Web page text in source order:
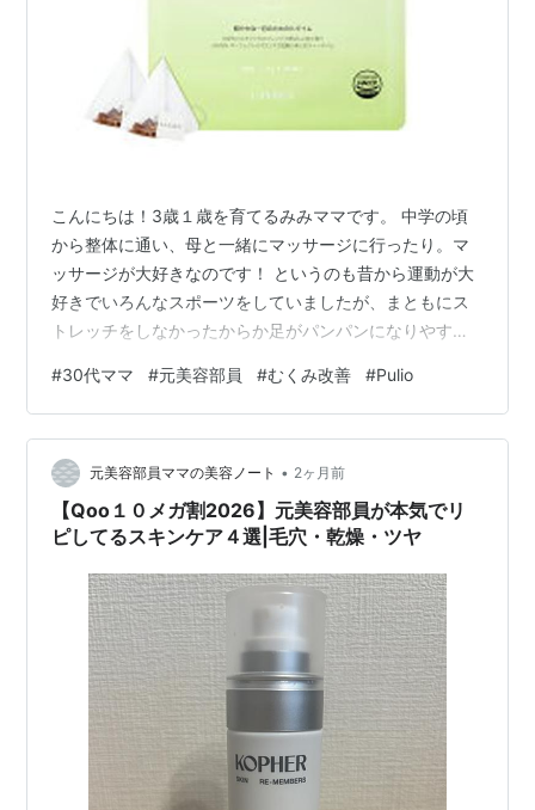
こんにちは！3歳１歳を育てるみみママです。 中学の頃
から整体に通い、母と一緒にマッサージに行ったり。マ
ッサージが大好きなのです！ というのも昔から運動が大
好きでいろんなスポーツをしていましたが、まともにス
トレッチをしなかったからか足がパンパンになりやす
に、デスクワークのOLさんくらい足がパンパン…」と言
われたことがあるほど、むくみ体質です。 美容部員時代
の立ち仕事も、その後の会社員時代も、そして現在の育
児でも、とにかく足がダル重いのが長年の悩みでした。
そんな私が、最近「これなしでは生きていけない！」と
ガチで愛用しているのがPulioのマッサー…
#30代ママ #元美容部員 #むくみ改善 #Pulio
元美容部員ママの美容ノート • 2ヶ月前
【Qoo１０メガ割2026】元美容部員が本気でリ
ピしてるスキンケア４選|毛穴・乾燥・ツヤ